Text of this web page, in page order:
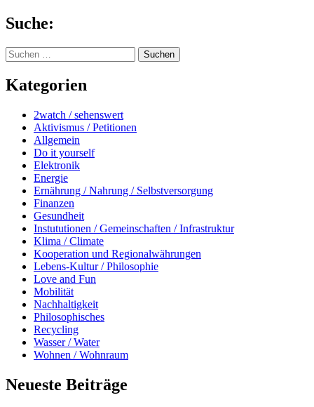
Springe
zum
Inhalt
Suche:
Suchen
nach:
Kategorien
2watch / sehenswert
Aktivismus / Petitionen
Allgemein
Do it yourself
Elektronik
Energie
Ernährung / Nahrung / Selbstversorgung
Finanzen
Gesundheit
Instututionen / Gemeinschaften / Infrastruktur
Klima / Climate
Kooperation und Regionalwährungen
Lebens-Kultur / Philosophie
Love and Fun
Mobilität
Nachhaltigkeit
Philosophisches
Recycling
Wasser / Water
Wohnen / Wohnraum
Neueste Beiträge